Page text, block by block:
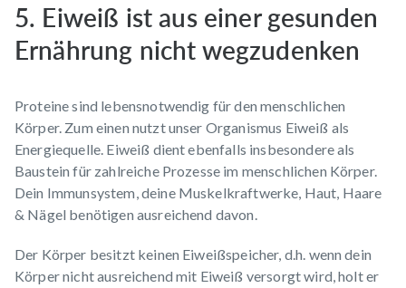
5. Eiweiß ist aus einer gesunden
Ernährung nicht wegzudenken
Proteine sind lebensnotwendig für den menschlichen
Körper. Zum einen nutzt unser Organismus Eiweiß als
Energiequelle. Eiweiß dient ebenfalls insbesondere als
Baustein für zahlreiche Prozesse im menschlichen Körper.
Dein Immunsystem, deine Muskelkraftwerke, Haut, Haare
& Nägel benötigen ausreichend davon.
Der Körper besitzt keinen Eiweißspeicher, d.h. wenn dein
Körper nicht ausreichend mit Eiweiß versorgt wird, holt er